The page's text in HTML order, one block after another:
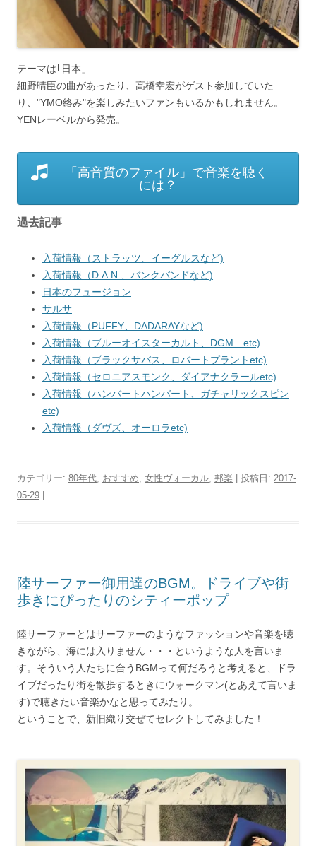
テーマは｢日本」
細野晴臣の曲があったり、高橋幸宏がゲスト参加していた
り、"YMO絡み"を楽しみたいファンもいるかもしれません。
YENレーベルから発売。
「高音質のファイル」で音楽を聴く
には？
過去記事
入荷情報（ストラッツ、イーグルスなど)
入荷情報（D.A.N.、バンクバンドなど)
日本のフュージョン
サルサ
入荷情報（PUFFY、DADARAYなど)
入荷情報（ブルーオイスターカルト、DGM etc)
入荷情報（ブラックサバス、ロバートプラントetc)
入荷情報（セロニアスモンク、ダイアナクラールetc)
入荷情報（ハンバートハンバート、ガチャリックスピン
etc)
入荷情報（ダヴズ、オーロラetc)
カテゴリー: 80年代 おすすめ 女性ヴォーカル 邦楽 | 投稿日: 2017-
05-29 |
陸サーファー御用達のBGM。ドライブや街
歩きにぴったりのシティーポップ
陸サーファーとはサーファーのようなファッションや音楽を聴
きながら、海には入りません・・・というような人を言いま
す。そういう人たちに合うBGMって何だろうと考えると、ドラ
イブだったり街を散歩するときにウォークマン(とあえて言いま
す)で聴きたい音楽かなと思ってみたり。
ということで、新旧織り交ぜてセレクトしてみました！